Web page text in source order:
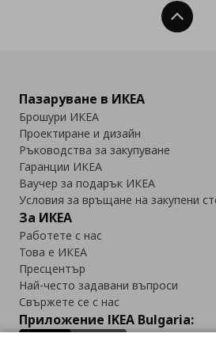
Пазаруване в ИКЕА
Брошури ИКЕА
Проектиране и дизайн
Ръководства за закупуване
Гаранции ИКЕА
Ваучер за подарък ИКЕА
Условия за връщане на закупени
За ИКЕА
Работете с нас
Това е ИКЕА
Пресцентър
Най-често задавани въпроси
Свържете се с нас
Приложение IKEA Bulgaria: